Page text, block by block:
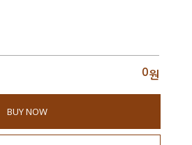
0원
BUY NOW